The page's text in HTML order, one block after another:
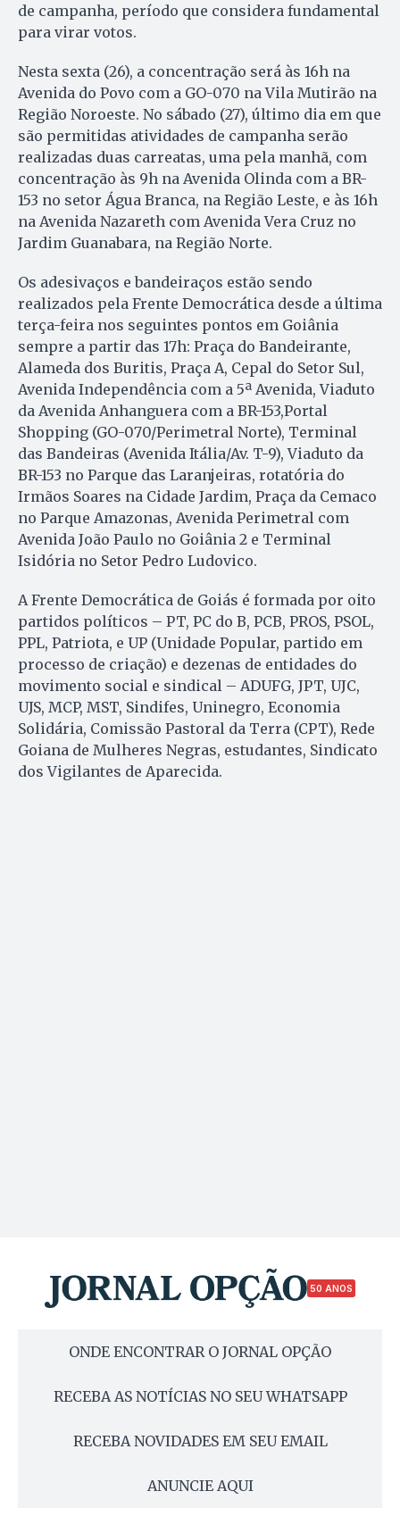
de campanha, período que considera fundamental
para virar votos.
Nesta sexta (26), a concentração será às 16h na
Avenida do Povo com a GO-070 na Vila Mutirão na
Região Noroeste. No sábado (27), último dia em que
são permitidas atividades de campanha serão
realizadas duas carreatas, uma pela manhã, com
concentração às 9h na Avenida Olinda com a BR-
153 no setor Água Branca, na Região Leste, e às 16h
na Avenida Nazareth com Avenida Vera Cruz no
Jardim Guanabara, na Região Norte.
Os adesivaços e bandeiraços estão sendo
realizados pela Frente Democrática desde a última
terça-feira nos seguintes pontos em Goiânia
sempre a partir das 17h: Praça do Bandeirante,
Alameda dos Buritis, Praça A, Cepal do Setor Sul,
Avenida Independência com a 5ª Avenida, Viaduto
da Avenida Anhanguera com a BR-153,Portal
Shopping (GO-070/Perimetral Norte), Terminal
das Bandeiras (Avenida Itália/Av. T-9), Viaduto da
BR-153 no Parque das Laranjeiras, rotatória do
Irmãos Soares na Cidade Jardim, Praça da Cemaco
no Parque Amazonas, Avenida Perimetral com
Avenida João Paulo no Goiânia 2 e Terminal
Isidória no Setor Pedro Ludovico.
A Frente Democrática de Goiás é formada por oito
partidos políticos – PT, PC do B, PCB, PROS, PSOL,
PPL, Patriota, e UP (Unidade Popular, partido em
processo de criação) e dezenas de entidades do
movimento social e sindical – ADUFG, JPT, UJC,
UJS, MCP, MST, Sindifes, Uninegro, Economia
Solidária, Comissão Pastoral da Terra (CPT), Rede
Goiana de Mulheres Negras, estudantes, Sindicato
dos Vigilantes de Aparecida.
50 ANOS
ONDE ENCONTRAR O JORNAL OPÇÃO
RECEBA AS NOTÍCIAS NO SEU WHATSAPP
RECEBA NOVIDADES EM SEU EMAIL
ANUNCIE AQUI